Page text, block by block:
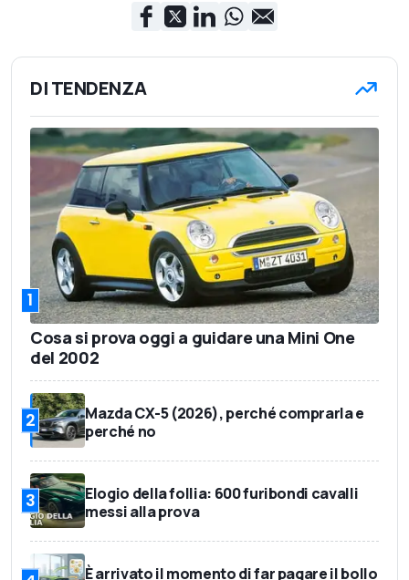
DI TENDENZA
1
Cosa si prova oggi a guidare una Mini One
del 2002
2
Mazda CX-5 (2026), perché comprarla e
perché no
3
Elogio della follia: 600 furibondi cavalli
messi alla prova
È arrivato il momento di far pagare il bollo